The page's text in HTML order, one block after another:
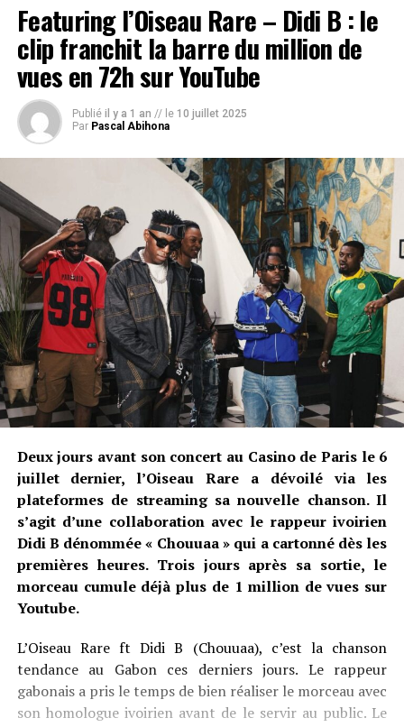
Featuring l’Oiseau Rare – Didi B : le
clip franchit la barre du million de
vues en 72h sur YouTube
Publié il y a 1 an // le 10 juillet 2025
Par Pascal Abihona
Deux jours avant son concert au Casino de Paris le 6
juillet dernier, l’Oiseau Rare a dévoilé via les
plateformes de streaming sa nouvelle chanson. Il
s’agit d’une collaboration avec le rappeur ivoirien
Didi B dénommée « Chouuaa » qui a cartonné dès les
premières heures. Trois jours après sa sortie, le
morceau cumule déjà plus de 1 million de vues sur
Youtube.
L’Oiseau Rare ft Didi B (Chouuaa), c’est la chanson
tendance au Gabon ces derniers jours. Le rappeur
gabonais a pris le temps de bien réaliser le morceau avec
son homologue ivoirien avant de le servir au public. Le